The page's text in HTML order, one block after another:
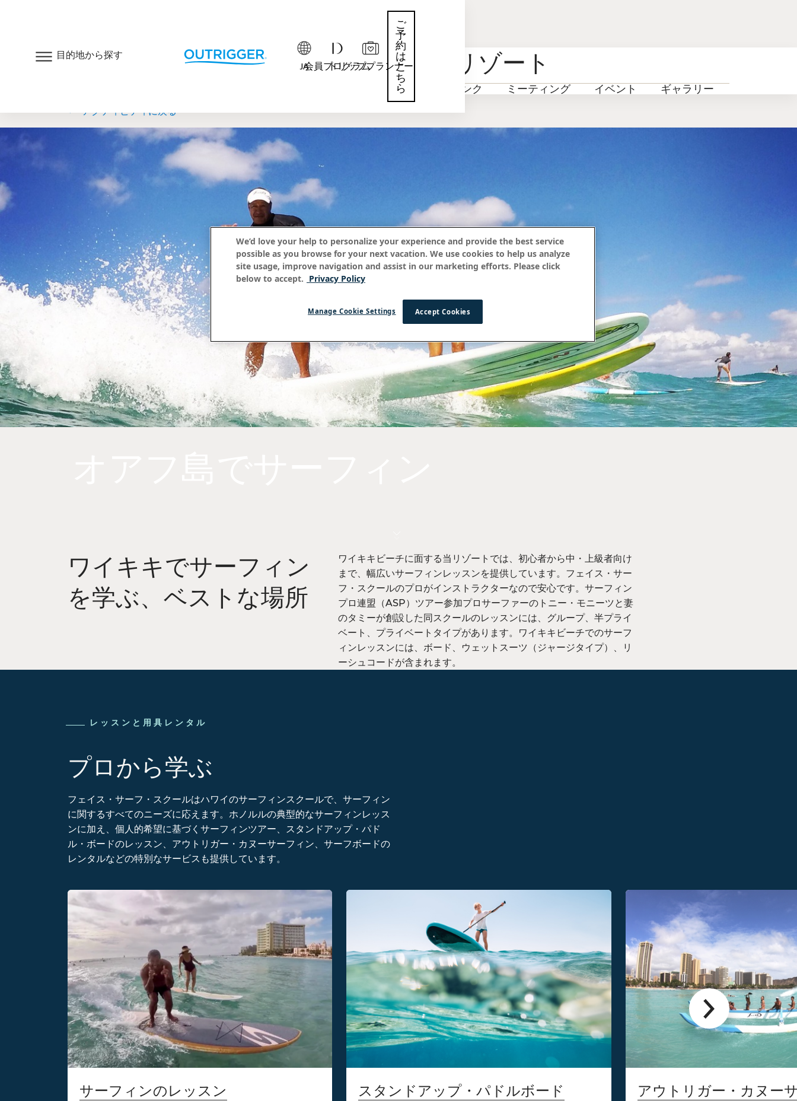
目的地から探す
JA会員プログラム
トリッププランナー
ご
予
約
は
こ
ち
ら
アウトリガー・ワイキキ・ビーチ・リゾート
フード＆ドリンク ミーティング イベント ギャラリー
アクティビティに戻る
ワイキキでサーフィン
を学ぶ、ベストな場所
ワイキキビーチに面する当リゾートでは、初心者から中・上級者向け
まで、幅広いサーフィンレッスンを提供しています。フェイス・サー
フ・スクールのプロがインストラクターなので安心です。サーフィン
プロ連盟（ASP）ツアー参加プロサーファーのトニー・モニーツと妻
のタミーが創設した同スクールのレッスンには、グループ、半プライ
ベート、プライベートタイプがあります。ワイキキビーチでのサーフ
ィンレッスンには、ボード、ウェットスーツ（ジャージタイプ）、リ
ーシュコードが含まれます。
レッスンと用具レンタル
プロから学ぶ
フェイス・サーフ・スクールはハワイのサーフィンスクールで、サーフィン
に関するすべてのニーズに応えます。ホノルルの典型的なサーフィンレッス
ンに加え、個人的希望に基づくサーフィンツアー、スタンドアップ・パド
ル・ボードのレッスン、アウトリガー・カヌーサーフィン、サーフボードの
レンタルなどの特別なサービスも提供しています。
サーフィンのレッスン
スタンドアップ・パドルボード
アウトリガー・カヌー
We’d love your help to personalize your experience and provide the best service
possible as you browse for your next vacation. We use cookies to help us analyze
site usage, improve navigation and assist in our marketing efforts. Please click
below to accept. Privacy Policy
Accept Cookies
Manage Cookie Settings